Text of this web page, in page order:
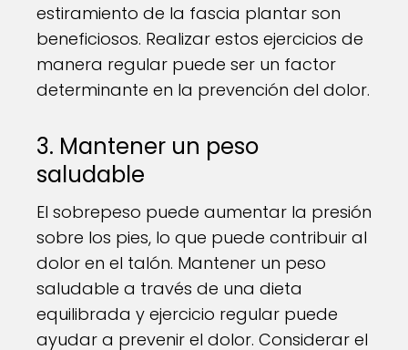
estiramiento de la fascia plantar son
beneficiosos. Realizar estos ejercicios de
manera regular puede ser un factor
determinante en la prevención del dolor.
3. Mantener un peso
saludable
El sobrepeso puede aumentar la presión
sobre los pies, lo que puede contribuir al
dolor en el talón. Mantener un peso
saludable a través de una dieta
equilibrada y ejercicio regular puede
ayudar a prevenir el dolor. Considerar el